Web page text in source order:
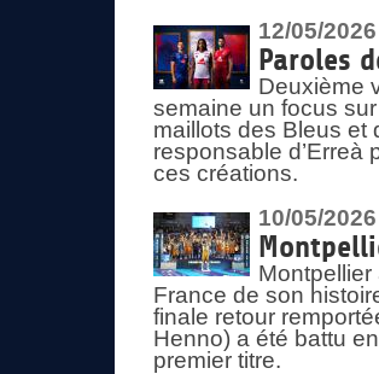
12/05/2026
Paroles
Deuxième
semaine un focus
maillots des Bleus et
responsable d’Erreà
ces créations.
10/05/2026
France de son
finale retour
Henno) a été battu
premier titre.